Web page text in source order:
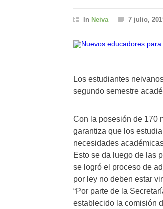
In Neiva 7 julio,
Los estudiantes
segundo semestre
Con la posesión de 170
garantiza que los
necesidades
Esto se da luego de las
se logró el proceso de
por ley no deben estar
“Por parte de la
establecido la comisión